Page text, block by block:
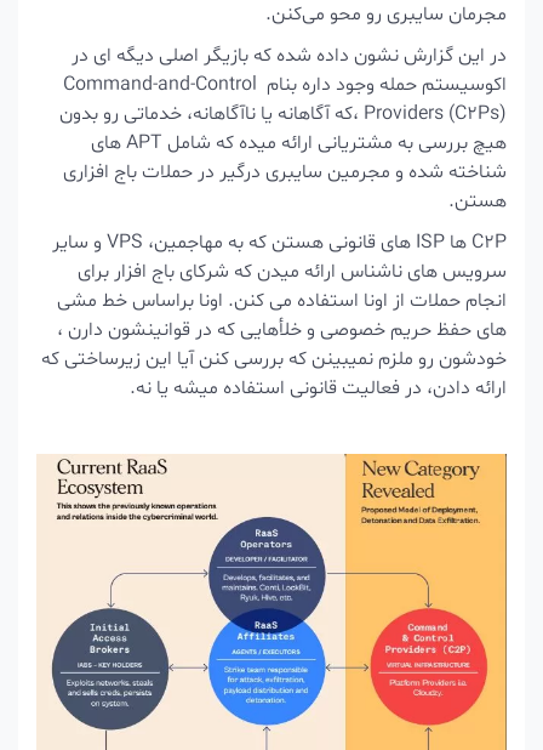
مجرمان سایبری رو محو می‌کنن.
در این گزارش نشون داده شده کهبازیگر اصلی دیگه ای در
اکوسیستم حمله وجود داره بنام Command-and-Control
Providers (C2Ps) ،که آگاهانه یا ناآگاهانه، خدماتی رو بدون
هیچ بررسی به مشتریانی ارائه میده که شامل APT های
شناخته شده و مجرمین سایبری درگیر در حملات باج افزاری
هستن.
C2P ها ISP های قانونی هستن که به مهاجمین، VPS و سایر
سرویس های ناشناس ارائه میدن که شرکای باج افزار برای
انجام حملات از اونا استفاده می کنن. اونا براساسخط مشی
های حفظ حریم خصوصیو خلأهایی که در قوانینشون دارن ،
خودشون رو ملزم نمیبینن که بررسی کنن آیا این زیرساختی که
ارائه دادن، در فعالیت قانونی استفاده میشه یا نه.